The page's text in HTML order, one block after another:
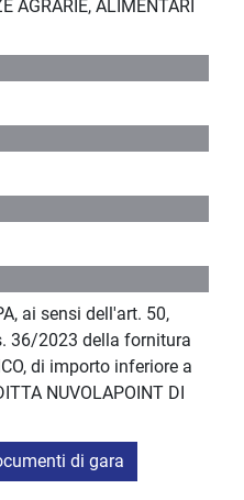
AGRARIE, ALIMENTARI
ai sensi dell'art. 50,
36/2023 della fornitura
di importo inferiore a
NUVOLAPOINT DI
di gara